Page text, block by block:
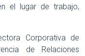
el lugar de trabajo,
Corporativa de
de Relaciones